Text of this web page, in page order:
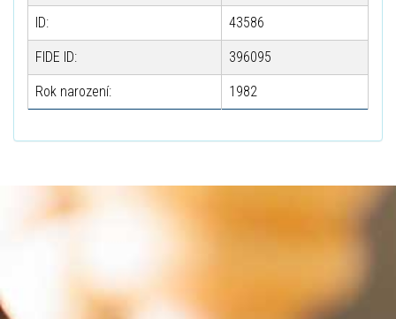
ID: 43586
FIDE ID: 396095
Rok narození: 1982